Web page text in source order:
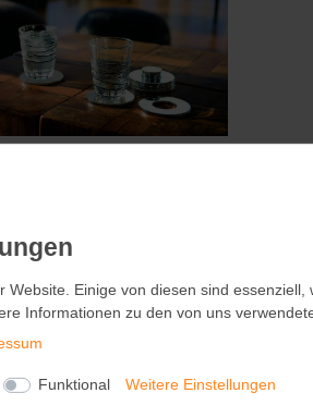
Website. Einige von diesen sind
Informationen zu den von uns
Funktional Weitere Einstellungen
49,90 €
zzgl.
Website. Einige von diesen sind
Informationen zu den von uns
Funktional Weitere Einstellungen